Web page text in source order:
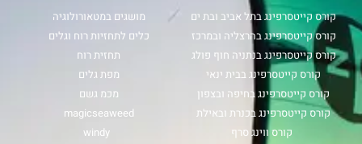
קורס קייטסרפינג בתל אביב ובת ים
קורס קייטסרפינג בהרצליה ובמרכז
קורס קייטסרפינג בנתניה חוף פולג
קורס קייטסרפינג בבית ינאי
קורס קייטסרפינג בחיפה ובצפון
קורס קייטסרפינג בכנרת ובאילת
קורס ווינג סרף
מושגים במטאורולוגיה
כלים לתחזיות רוח וגלים
תחזית רוח
מפת גלים
מכמ גשם
magicseaweed
windy